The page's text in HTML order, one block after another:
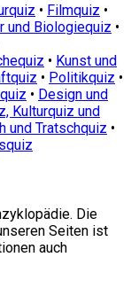
• Filmquiz •
und Biologiequiz •
• Kunst und
• Politikquiz •
• Design und
Kulturquiz und
und Tratschquiz •
Die
Seiten ist
auch